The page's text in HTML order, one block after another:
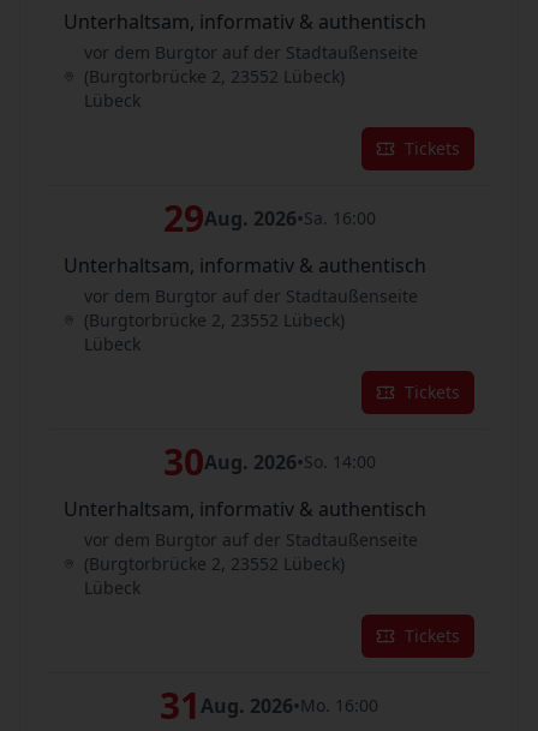
Unterhaltsam, informativ & authentisch
vor dem Burgtor auf der Stadtaußenseite
(Burgtorbrücke 2, 23552 Lübeck)
Lübeck
Tickets
29Aug. 2026•Sa. 16:00
Unterhaltsam, informativ & authentisch
vor dem Burgtor auf der Stadtaußenseite
(Burgtorbrücke 2, 23552 Lübeck)
Lübeck
Tickets
30Aug. 2026•So. 14:00
Unterhaltsam, informativ & authentisch
vor dem Burgtor auf der Stadtaußenseite
(Burgtorbrücke 2, 23552 Lübeck)
Lübeck
Tickets
31 Aug. 2026•Mo. 16:00